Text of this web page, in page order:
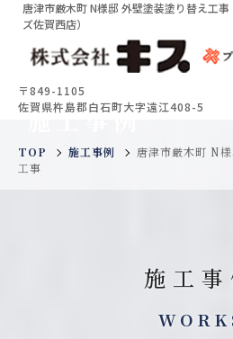
唐津市厳木町 N様邸 外壁塗装塗り替え工
ズ佐賀西店）
〒849-1105
佐賀県杵島郡白石町大字遠江408-5
施工事例
TOP 施工事例
唐津市厳木町 N
工事
施工事